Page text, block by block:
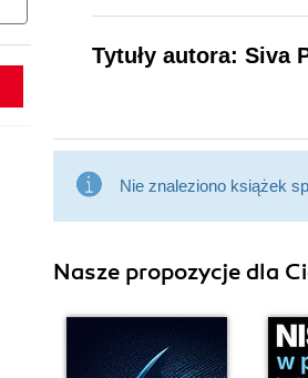
Tytuły autora: Siva
Nie znaleziono książek
Nasze propozycje dla